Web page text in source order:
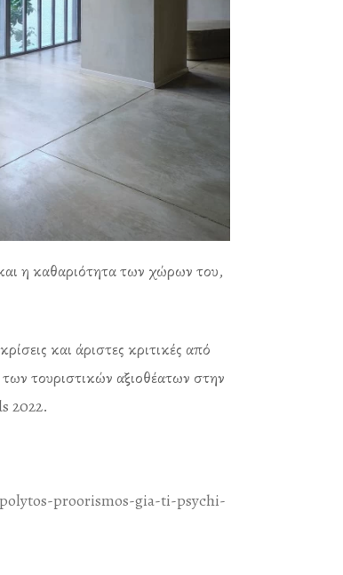
η καθαριότητα των χώρων του,
και άριστες κριτικές από
των τουριστικών αξιοθέατων στην
2022.
proorismos-gia-ti-psychi-